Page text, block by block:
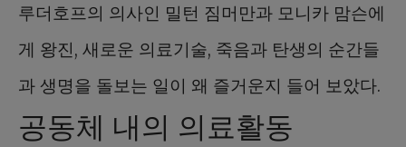
루더호프의 의사인 밀턴 짐머만과 모니카 맘슨에
게 왕진, 새로운 의료기술, 죽음과 탄생의 순간들
과 생명을 돌보는 일이 왜 즐거운지 들어 보았다.
공동체 내의 의료활동